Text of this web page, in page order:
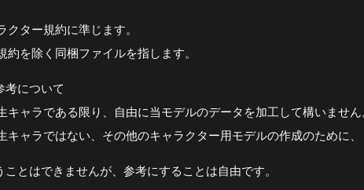
ター規約に準じます。
を除く同梱ファイルを指します。
考について
キャラである限り、自由に当モデルのデータを加工して構いません
ャラではない、その他のキャラクター用モデルの作成のために、
とはできませんが、参考にすることは自由です。